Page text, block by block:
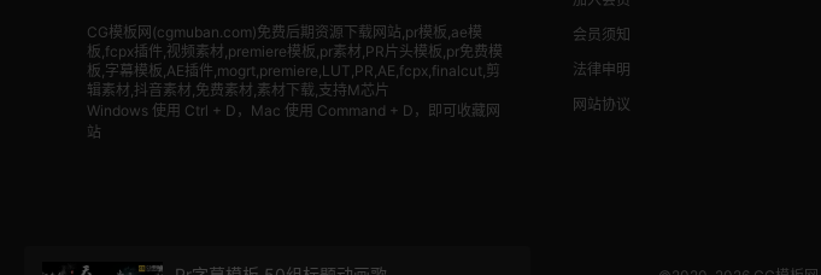
CG模板网(cgmuban.com)免费后期资源下载网站,pr模板,ae模
板,fcpx插件,视频素材,premiere模板,pr素材,PR片头模板,pr免费模
板,字幕模板,AE插件,mogrt,premiere,LUT,PR,AE,fcpx,finalcut,剪
辑素材,抖音素材,免费素材,素材下载,支持M芯片
Windows 使用 Ctrl + D，Mac 使用 Command + D，即可收藏网
站
会员须知
法律申明
网站协议